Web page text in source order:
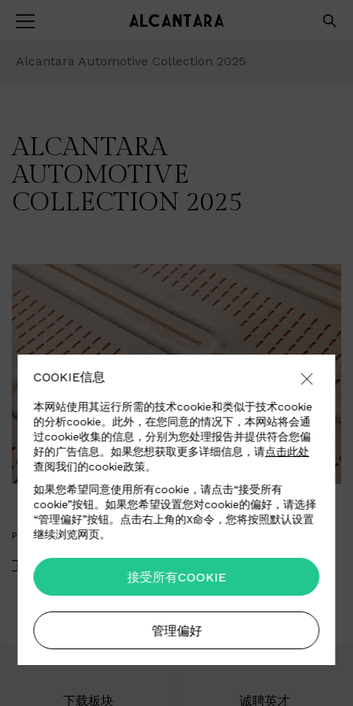
Alcantara Automotive Collection 2025
ALCANTARA
AUTOMOTIVE
COLLECTION 2025
PRESS KIT
下载媒体资料
下载板块 诚聘英才
COOKIE信息
本网站使用其运行所需的技术cookie和类似于技术cookie
的分析cookie。此外，在您同意的情况下，本网站将会通
过cookie收集的信息，分别为您处理报告并提供符合您偏
好的广告信息。如果您想获取更多详细信息，请点击此处
查阅我们的cookie政策。
如果您希望同意使用所有cookie，请点击“接受所有
cookie”按钮。如果您希望设置您对cookie的偏好，请选择
“管理偏好”按钮。点击右上角的X命令，您将按照默认设置
继续浏览网页。
接受所有COOKIE
管理偏好